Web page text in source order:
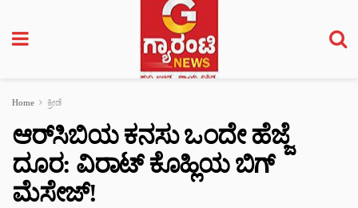
Home ಕ್ರೀಡೆ
ಆರ್‌‌‌ಸಿಬಿಯ ಕನಸು ಒಂದೇ ಹೆಜ್ಜೆ
ದೂರ: ವಿರಾಟ್ ಕೊಹ್ಲಿಯ ಬಿಗ್
ಮೆಸೇಜ್!